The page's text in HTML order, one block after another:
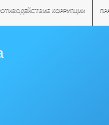
КОРРУПЦИИ